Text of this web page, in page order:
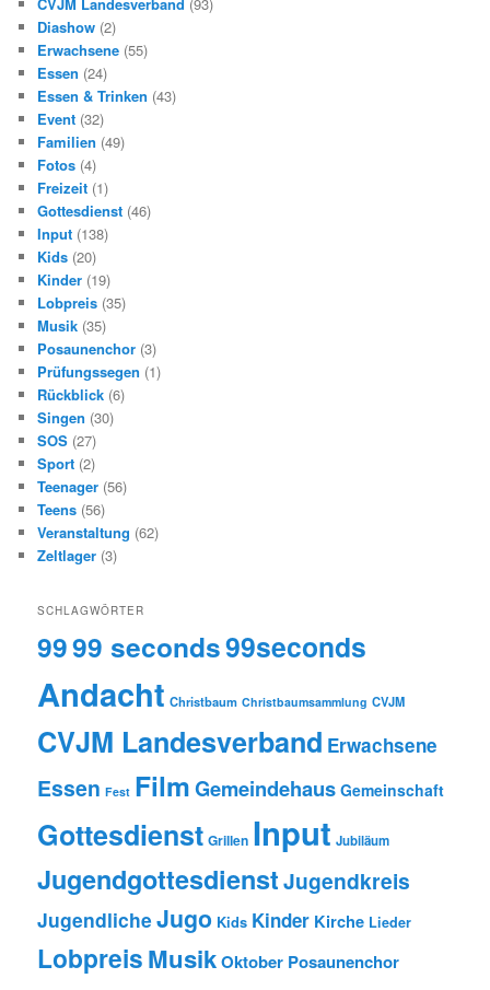
Diashow (2)
Erwachsene (55)
Essen (24)
Essen & Trinken (43)
Event (32)
Familien (49)
Fotos (4)
Freizeit (1)
Gottesdienst (46)
Input (138)
Kids (20)
Kinder (19)
Lobpreis (35)
Musik (35)
Posaunenchor (3)
Prüfungssegen (1)
Rückblick (6)
Singen (30)
SOS (27)
Sport (2)
Teenager (56)
Teens (56)
Veranstaltung (62)
Zeltlager (3)
SCHLAGWÖRTER
9999 seconds99seconds
Andacht Christbaum Christbaumsammlung CVJM
CVJM Landesverband Erwachsene
Essen Fest FilmGemeindehaus Gemeinschaft
Gottesdienst Grillen Input Jubiläum
JugendgottesdienstJugendkreis
JugendlicheJugo Kids Kinder Kirche Lieder
LobpreisMusikOktober Posaunenchor